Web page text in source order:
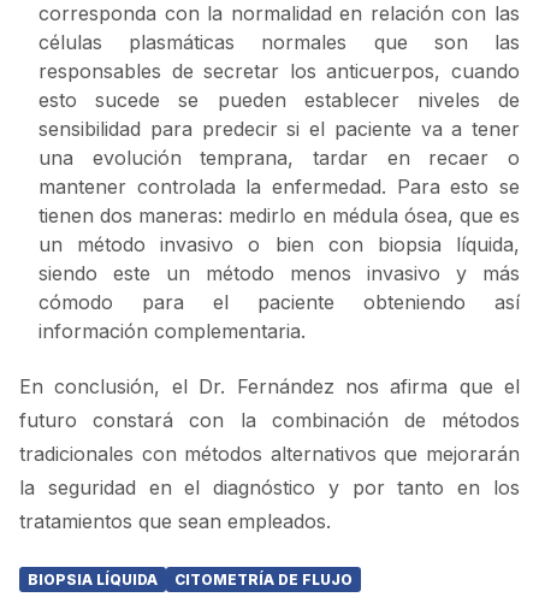
corresponda con la normalidad en relación con las
células plasmáticas normales que son las
responsables de secretar los anticuerpos, cuando
esto sucede se pueden establecer niveles de
sensibilidad para predecir si el paciente va a tener
una evolución temprana, tardar en recaer o
mantener controlada la enfermedad. Para esto se
tienen dos maneras: medirlo en médula ósea, que es
un método invasivo o bien con biopsia líquida,
siendo este un método menos invasivo y más
cómodo para el paciente obteniendo así
información complementaria.
En conclusión, el Dr. Fernández nos afirma que el
futuro constará con la combinación de métodos
tradicionales con métodos alternativos que mejorarán
la seguridad en el diagnóstico y por tanto en los
tratamientos que sean empleados.
BIOPSIA LÍQUIDA CITOMETRÍA DE FLUJO